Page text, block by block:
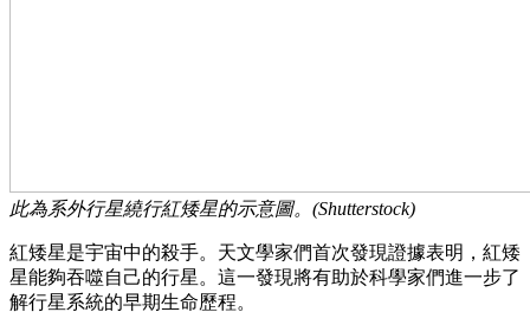
此為系外行星繞行紅矮星的示意圖。(Shutterstock)
紅矮星是宇宙中的殺手。天文學家們首次發現證據表明，紅矮
星能夠吞噬自己的行星。這一發現將有助於科學家們進一步了
解行星系統的早期生命歷程。